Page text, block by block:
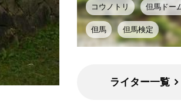
コウノトリ 但馬ドー
但馬 但馬検定
ライター一覧